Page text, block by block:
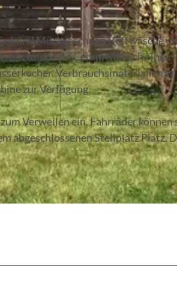
und Mückenschutz, Bettwäsche
Backofen und Ceranfeld auch einen
Verbrauchsmaterialien
zur Verfügung.
Verweilen ein. Fahrräder können
abgeschlossenen Stellplatz Platz.